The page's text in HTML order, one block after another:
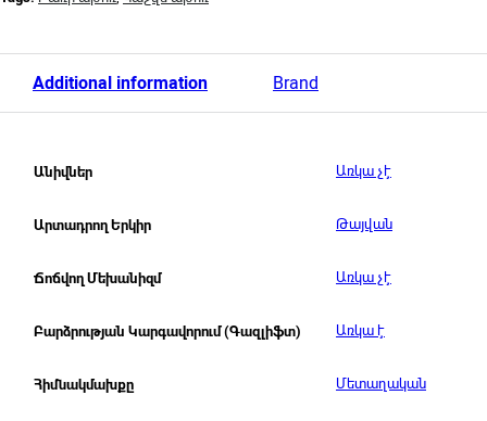
Additional information Brand
Անիվներ Առկա չէ
Արտադրող Երկիր Թայվան
Ճոճվող Մեխանիզմ Առկա չէ
Բարձրության Կարգավորում (Գազլիֆտ) Առկա է
Հիմնակմախքը Մետաղական